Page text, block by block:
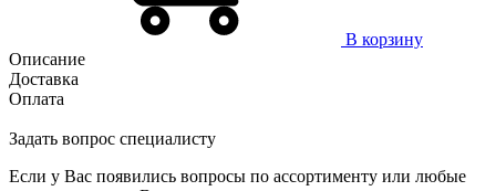
В корзину
Описание
Доставка
Оплата
Задать вопрос специалисту
Если у Вас появились вопросы по ассортименту или любые